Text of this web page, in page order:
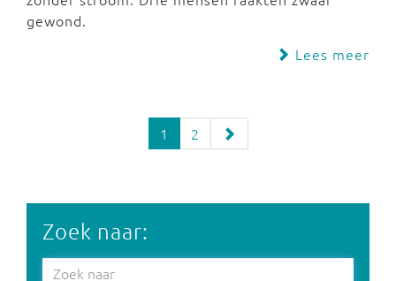
gewond.
Lees meer
1 2
Zoek naar: